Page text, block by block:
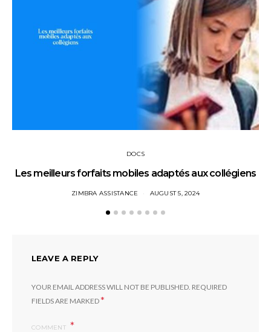
DOCS
Les meilleurs forfaits mobiles adaptés aux collégiens
ZIMBRA ASSISTANCE AUGUST 5, 2024
LEAVE A REPLY
YOUR EMAIL ADDRESS WILL NOT BE PUBLISHED. REQUIRED
FIELDS ARE MARKED*
COMMENT